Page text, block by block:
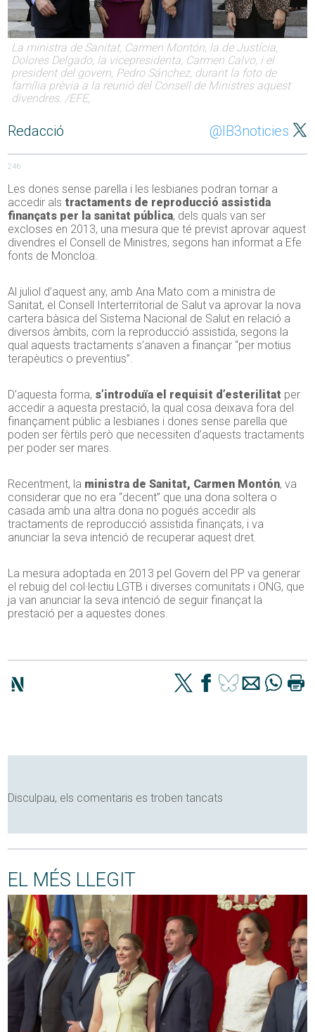
La ministra de Sanitat, Carmen Montón, la de Justícia,
Dolores Delgado, la vicepresidenta, Carmen Calvo, i el
president del govern, Pedro Sánchez, durant la foto de
família prèvia a la reunió del Consell de Ministres aquest
divendres. /EFE,
Redacció @IB3noticies
246
Les dones sense parella i les lesbianes podran tornar a
accedir als tractaments de reproducció assistida
finançats per la sanitat pública, dels quals van ser
excloses en 2013, una mesura que té previst aprovar aquest
divendres el Consell de Ministres, segons han informat a Efe
fonts de Moncloa.
Al juliol d’aquest any, amb Ana Mato com a ministra de
Sanitat, el Consell Interterritorial de Salut va aprovar la nova
cartera bàsica del Sistema Nacional de Salut en relació a
diversos àmbits, com la reproducció assistida, segons la
qual aquests tractaments s’anaven a finançar “per motius
terapèutics o preventius”.
D’aquesta forma, s’introduïa el requisit d’esterilitat per
accedir a aquesta prestació, la qual cosa deixava fora del
finançament públic a lesbianes i dones sense parella que
poden ser fèrtils però que necessiten d’aquests tractaments
per poder ser mares.
Recentment, la ministra de Sanitat, Carmen Montón, va
considerar que no era “decent” que una dona soltera o
casada amb una altra dona no pogués accedir als
tractaments de reproducció assistida finançats, i va
anunciar la seva intenció de recuperar aquest dret.
La mesura adoptada en 2013 pel Govern del PP va generar
el rebuig del col·lectiu LGTB i diverses comunitats i ONG, que
ja van anunciar la seva intenció de seguir finançat la
prestació per a aquestes dones.
Disculpau, els comentaris es troben tancats
EL MÉS LLEGIT